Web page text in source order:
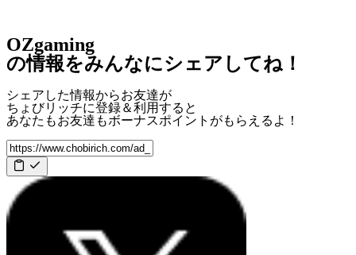
OZgaming
の情報をみんなにシェアしてね！
シェアした情報からお友達が
ちょびリッチに登録＆利用すると
あなたもお友達もボーナスポイント がもらえるよ！